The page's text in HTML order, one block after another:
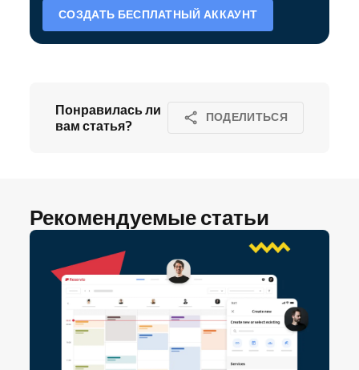
СОЗДАТЬ БЕСПЛАТНЫЙ АККАУНТ
Понравилась ли
вам статья?
ПОДЕЛИТЬСЯ
Рекомендуемые статьи